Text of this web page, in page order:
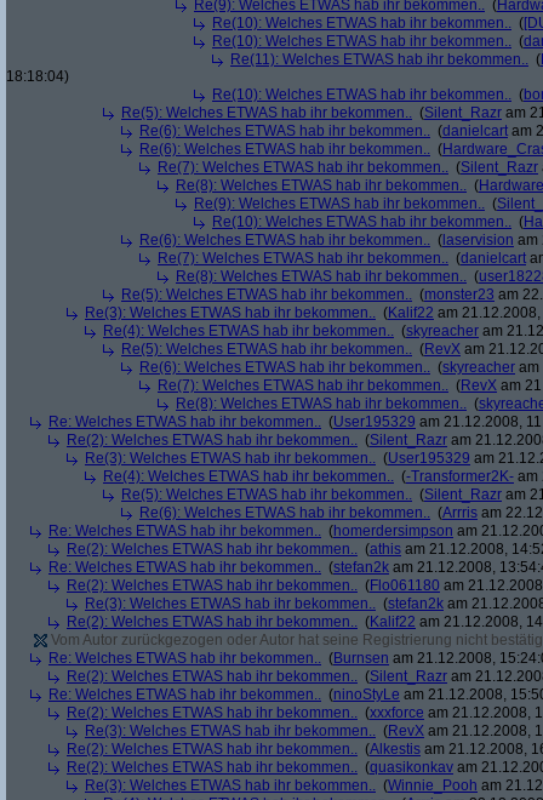
Re(9): Welches ETWAS hab ihr bekommen.. (
Re(10): Welches ETWAS hab ihr bekommen.. (
Re(10): Welches ETWAS hab ihr bekommen.. (
Re(11): Welches ETWAS hab ihr bekommen.. (
18:18:04)
Re(10): Welches ETWAS hab ihr bekommen.. (
Re(5): Welches ETWAS hab ihr bekommen.. (Silent_Razr am
Re(6): Welches ETWAS hab ihr bekommen.. (danielcart am
Re(6): Welches ETWAS hab ihr bekommen.. (
Re(7): Welches ETWAS hab ihr bekommen.. (Silent_Razr
Re(8): Welches ETWAS hab ihr bekommen.. (
Re(9): Welches ETWAS hab ihr bekommen.. (
Re(10): Welches ETWAS hab ihr bekommen.. (
Re(6): Welches ETWAS hab ihr bekommen.. ( laservision am
Re(7): Welches ETWAS hab ihr bekommen.. (danielcart
Re(8): Welches ETWAS hab ihr bekommen.. (
Re(5): Welches ETWAS hab ihr bekommen.. (monster23 am
Re(3): Welches ETWAS hab ihr bekommen.. (Kalif22 am
Re(4): Welches ETWAS hab ihr bekommen.. (skyreacher am
Re(5): Welches ETWAS hab ihr bekommen.. (RevX am
Re(6): Welches ETWAS hab ihr bekommen.. (skyreacher am
Re(7): Welches ETWAS hab ihr bekommen.. (RevX am
Re(8): Welches ETWAS hab ihr bekommen.. (
Re: Welches ETWAS hab ihr bekommen.. (User195329 am 21.12.2008,
Re(2): Welches ETWAS hab ihr bekommen.. (Silent_Razr am
Re(3): Welches ETWAS hab ihr bekommen.. (User195329 am
Re(4): Welches ETWAS hab ihr bekommen.. (-Transformer2K- am
Re(5): Welches ETWAS hab ihr bekommen.. (Silent_Razr am
Re(6): Welches ETWAS hab ihr bekommen.. (Arrris am
Re: Welches ETWAS hab ihr bekommen.. (homerdersimpson am
Re(2): Welches ETWAS hab ihr bekommen.. (athis am 21.12.2008,
Re: Welches ETWAS hab ihr bekommen.. (stefan2k am 21.12.2008,
Re(2): Welches ETWAS hab ihr bekommen.. (Flo061180 am
Re(3): Welches ETWAS hab ihr bekommen.. (stefan2k am
Re(2): Welches ETWAS hab ihr bekommen.. (Kalif22 am 21.12.2008,
Vom Autor zurückgezogen oder Autor hat seine Registrierung nicht
Re: Welches ETWAS hab ihr bekommen.. (Burnsen am 21.12.2008,
Re(2): Welches ETWAS hab ihr bekommen.. (Silent_Razr am
Re: Welches ETWAS hab ihr bekommen.. (ninoStyLe am 21.12.2008,
Re(2): Welches ETWAS hab ihr bekommen.. (xxxforce am 21.12.2008,
Re(3): Welches ETWAS hab ihr bekommen.. (RevX am 21.12.2008,
Re(2): Welches ETWAS hab ihr bekommen.. (Alkestis am 21.12.2008,
Re(2): Welches ETWAS hab ihr bekommen.. (quasikonkav am
Re(3): Welches ETWAS hab ihr bekommen.. (Winnie_Pooh am